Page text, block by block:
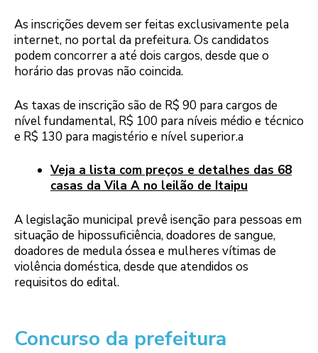
As inscrições devem ser feitas exclusivamente pela
internet, no portal da prefeitura. Os candidatos
podem concorrer a até dois cargos, desde que o
horário das provas não coincida.
As taxas de inscrição são de R$ 90 para cargos de
nível fundamental, R$ 100 para níveis médio e técnico
e R$ 130 para magistério e nível superior.a
Veja a lista com preços e detalhes das 68
casas da Vila A no leilão de Itaipu
A legislação municipal prevê isenção para pessoas em
situação de hipossuficiência, doadores de sangue,
doadores de medula óssea e mulheres vítimas de
violência doméstica, desde que atendidos os
requisitos do edital.
Concurso da prefeitura